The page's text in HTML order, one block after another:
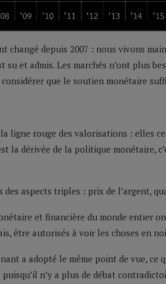
changé depuis 2007 : nous vivons
su et admis. Les marchés n’ont plus
que le soutien monétaire
ligne rouge des valorisations : elles
la dérivée de la politique monétaire,
des aspects triples : prix de l’argent,
et financière du monde entier
être autorisés à voir les choses en
a adopté le même point de vue, ce
puisqu’il n’y a plus de débat